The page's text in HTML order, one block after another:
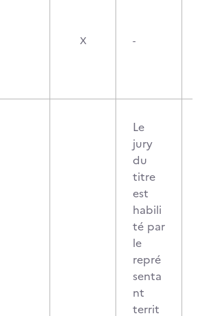
X -
Le
jury
du
titre
est
habili
té par
le
repré
senta
nt
territ